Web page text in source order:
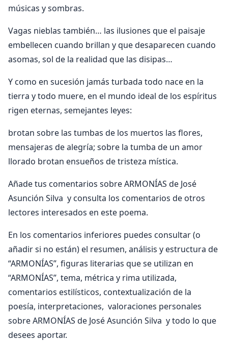
músicas y sombras.
Vagas nieblas también… las ilusiones que el paisaje
embellecen cuando brillan y que desaparecen cuando
asomas, sol de la realidad que las disipas…
Y como en sucesión jamás turbada todo nace en la
tierra y todo muere, en el mundo ideal de los espíritus
rigen eternas, semejantes leyes:
brotan sobre las tumbas de los muertos las flores,
mensajeras de alegría; sobre la tumba de un amor
llorado brotan ensueños de tristeza mística.
Añade tus comentarios sobre ARMONÍAS de José
Asunción Silva y consulta los comentarios de otros
lectores interesados en este poema.
En los comentarios inferiores puedes consultar (o
añadir si no están) el resumen, análisis y estructura de
“ARMONÍAS”, figuras literarias que se utilizan en
“ARMONÍAS”, tema, métrica y rima utilizada,
comentarios estilísticos, contextualización de la
poesía, interpretaciones, valoraciones personales
sobre ARMONÍAS de José Asunción Silva y todo lo que
desees aportar.